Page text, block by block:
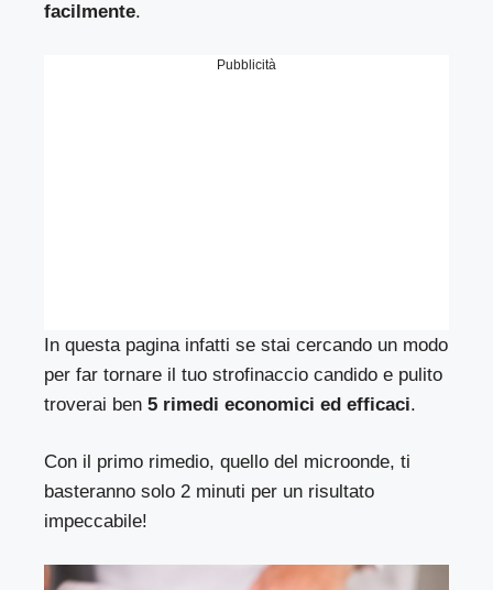
facilmente.
Pubblicità
In questa pagina infatti se stai cercando un modo
per far tornare il tuo strofinaccio candido e pulito
troverai ben 5 rimedi economici ed efficaci.
Con il primo rimedio, quello del microonde, ti
basteranno solo 2 minuti per un risultato
impeccabile!